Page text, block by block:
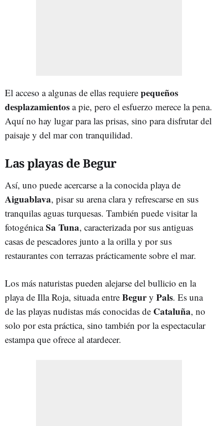
El acceso a algunas de ellas requiere pequeños
desplazamientos a pie, pero el esfuerzo merece la pena.
Aquí no hay lugar para las prisas, sino para disfrutar del
paisaje y del mar con tranquilidad.
Las playas de Begur
Así, uno puede acercarse a la conocida playa de
Aiguablava, pisar su arena clara y refrescarse en sus
tranquilas aguas turquesas. También puede visitar la
fotogénicaSa Tuna, caracterizada por sus antiguas
casas de pescadores junto a la orilla y por sus
restaurantes con terrazas prácticamente sobre el mar.
Los más naturistas pueden alejarse del bullicio en la
playa de Illa Roja, situada entre Begury Pals. Es una
de las playas nudistas más conocidas de Cataluña, no
solo por esta práctica, sino también por la espectacular
estampa que ofrece al atardecer.